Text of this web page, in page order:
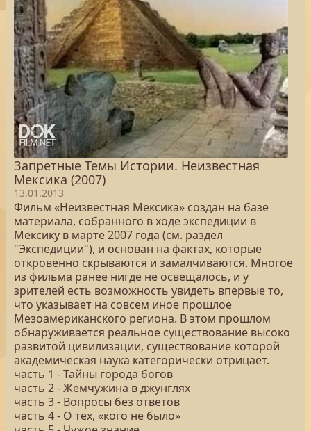
Запретные Темы Истории. Неизвестная
Мексика (2007)
13.01.2013
Фильм «Неизвестная Мексика» создан на базе
материала, собранного в ходе экспедиции в
Мексику в марте 2007 года (см. раздел
"Экспедиции"), и основан на фактах, которые
откровенно скрываются и замалчиваются. Многое
из фильма ранее нигде не освещалось, и у
зрителей есть возможность увидеть впервые то,
что указывает на совсем иное прошлое
Мезоамериканского региона. В этом прошлом
обнаруживается реальное существование высоко
развитой цивилизации, существование которой
академическая наука категорически отрицает.
часть 1 - Тайны города богов
часть 2 - Жемчужина в джунглях
часть 3 - Вопросы без ответов
часть 4 - О тех, «кого не было»